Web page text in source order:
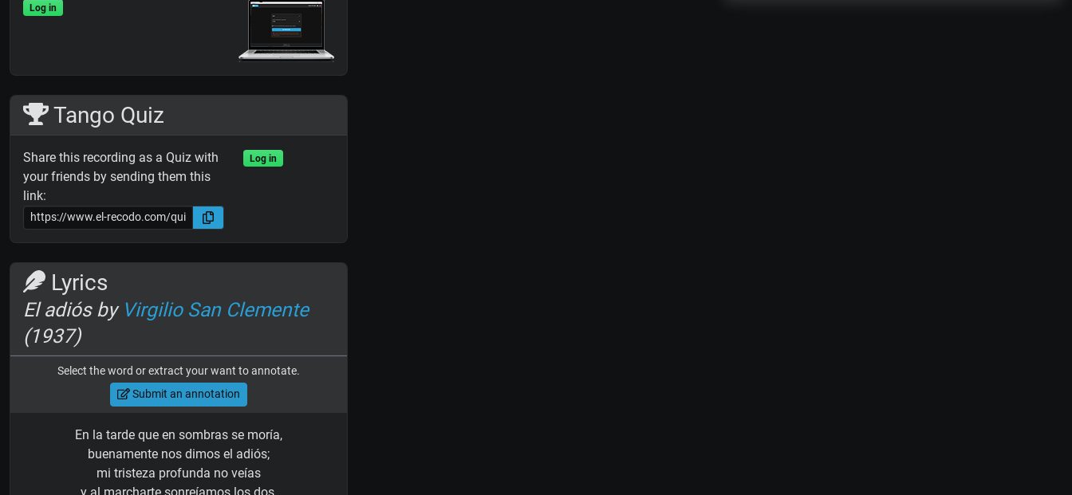
Log in
Tango Quiz
Share this recording as a Quiz with
your friends by sending them this
link:
Log in
Lyrics
El adiós by Virgilio San Clemente
(1937)
Select the word or extract your want to annotate.
Submit an annotation
En la tarde que en sombras se moría,
buenamente nos dimos el adiós;
mi tristeza profunda no veías
y al marcharte sonreíamos los dos.